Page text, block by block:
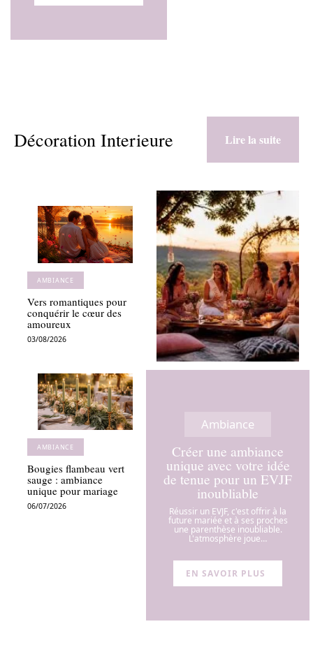
Décoration Interieure Lire la suite
AMBIANCE
Vers romantiques pour
conquérir le cœur des
amoureux
03/08/2026
AMBIANCE
Bougies flambeau vert
sauge : ambiance
unique pour mariage
06/07/2026
Ambiance
Créer une ambiance
unique avec votre idée
de tenue pour un EVJF
inoubliable
Réussir un EVJF, c'est offrir à la
future mariée et à ses proches
une parenthèse inoubliable.
L'atmosphère joue…
EN SAVOIR PLUS